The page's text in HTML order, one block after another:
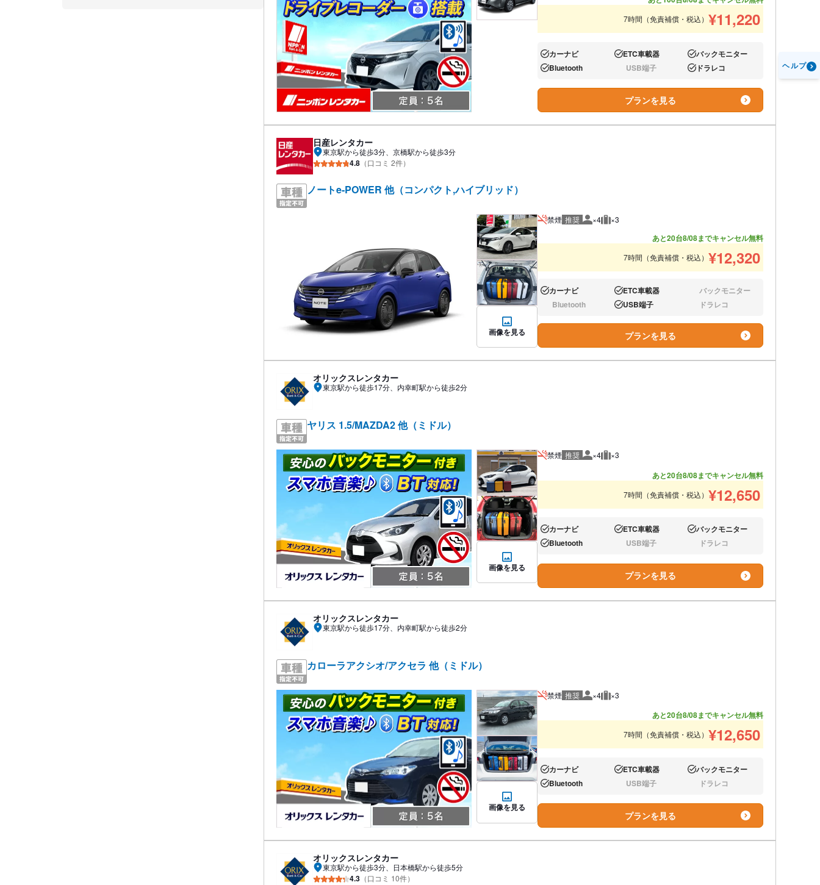
7時間（免責補償・税込） ¥11,220
あり:カーナビ あり:ETC車載器 あり:バックモニター
あり:Bluetooth なし:USB端子 あり:ドラレコ
プランを見る
日産レンタカー
東京駅から徒歩3分、京橋駅から徒歩3分
4.8 （口コミ 2件）
ノートe-POWER 他（コンパクト,ハイブリッド）
画像を見る
禁煙 推奨 推奨人数
×4 推奨荷物
×3
あと20台8/08までキャンセル無料
7時間（免責補償・税込） ¥12,320
あり:カーナビ あり:ETC車載器 なし:バックモニター
なし:Bluetooth あり:USB端子 なし:ドラレコ
プランを見る
オリックスレンタカー
東京駅から徒歩17分、内幸町駅から徒歩2分
ヤリス 1.5/MAZDA2 他（ミドル）
画像を見る
禁煙 推奨 推奨人数
×4 推奨荷物
×3
あと20台8/08までキャンセル無料
7時間（免責補償・税込） ¥12,650
あり:カーナビ あり:ETC車載器 あり:バックモニター
あり:Bluetooth なし:USB端子 なし:ドラレコ
プランを見る
オリックスレンタカー
東京駅から徒歩17分、内幸町駅から徒歩2分
カローラアクシオ/アクセラ 他（ミドル）
画像を見る
禁煙 推奨 推奨人数
×4 推奨荷物
×3
あと20台8/08までキャンセル無料
7時間（免責補償・税込） ¥12,650
あり:カーナビ あり:ETC車載器 あり:バックモニター
あり:Bluetooth なし:USB端子 なし:ドラレコ
プランを見る
オリックスレンタカー
東京駅から徒歩3分、日本橋駅から徒歩5分
4.3 （口コミ 10件）
ヘルプ